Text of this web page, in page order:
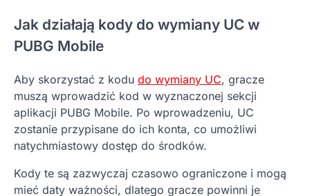
Jak działają kody do wymiany UC w
PUBG Mobile
Aby skorzystać z kodu do wymiany UC, gracze
muszą wprowadzić kod w wyznaczonej sekcji
aplikacji PUBG Mobile. Po wprowadzeniu, UC
zostanie przypisane do ich konta, co umożliwi
natychmiastowy dostęp do środków.
Kody te są zazwyczaj czasowo ograniczone i mogą
mieć daty ważności, dlatego gracze powinni je